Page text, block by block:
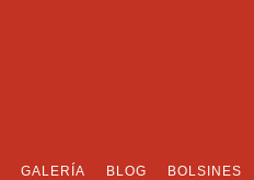
GALERÍA BLOG BOLSINES